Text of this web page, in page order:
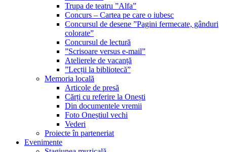
Trupa de teatru ”Alfa”
Concurs – Cartea pe care o iubesc
Concursul de desene ”Pagini fermecate, gânduri
colorate”
Concursul de lectură
”Scrisoare versus e-mail”
Atelierele de vacanță
”Lecții la bibliotecă”
Memoria locală
Articole de presă
Cărți cu referire la Onești
Din documentele vremii
Foto Oneștiul vechi
Vederi
Proiecte în parteneriat
Evenimente